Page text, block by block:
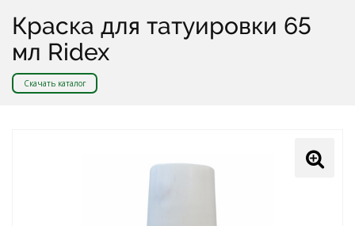
Краска для татуировки 65
мл Ridex
Скачать каталог